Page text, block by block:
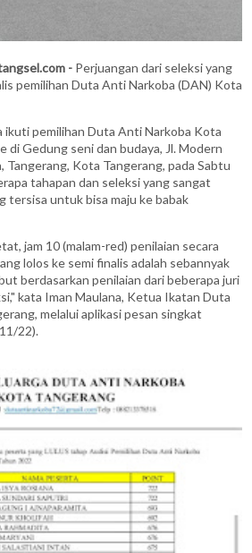
- Perjuangan dari seleksi yang
pemilihan Duta Anti Narkoba (DAN) Kota
ikuti pemilihan Duta Anti Narkoba Kota
di Gedung seni dan budaya, Jl. Modern
Tangerang, Kota Tangerang, pada Sabtu
tahapan dan seleksi yang sangat
tersisa untuk bisa maju ke babak
jam 10 (malam-red) penilaian secara
lolos ke semi finalis adalah sebannyak
berdasarkan penilaian dari beberapa juri
kata Iman Maulana, Ketua Ikatan Duta
melalui aplikasi pesan singkat
22).